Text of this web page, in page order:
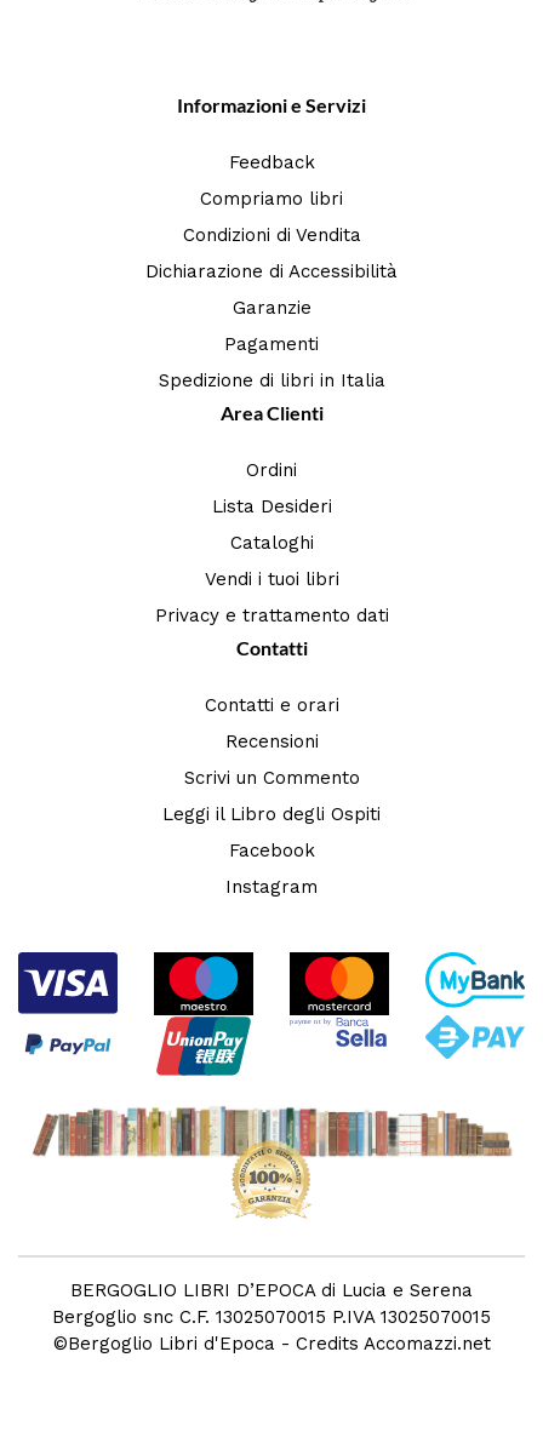
Informazioni e Servizi
Feedback
Compriamo libri
Condizioni di Vendita
Dichiarazione di Accessibilità
Garanzie
Pagamenti
Spedizione di libri in Italia
Area Clienti
Ordini
Lista Desideri
Cataloghi
Vendi i tuoi libri
Privacy e trattamento dati
Contatti
Contatti e orari
Recensioni
Scrivi un Commento
Leggi il Libro degli Ospiti
Facebook
Instagram
BERGOGLIO LIBRI D’EPOCA di Lucia e Serena
Bergoglio snc C.F. 13025070015 P.IVA 13025070015
©Bergoglio Libri d'Epoca - Credits Accomazzi.net